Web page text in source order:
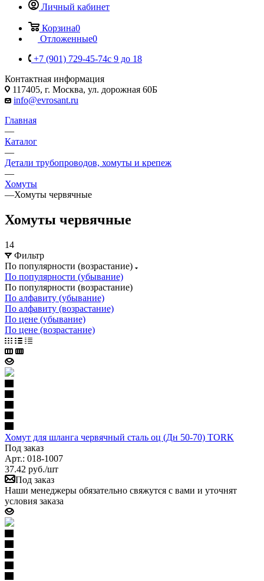
Личный кабинет
Корзина0
Отложенные0
+7 (901) 729-45-74c 9 до 18
Контактная информация
117405, г. Москва, ул. дорожная 60Б
info@evrosant.ru
Главная
—
Каталог
—
Детали трубопроводов, хомуты и крепеж
—
Хомуты
—Хомуты червячные
Хомуты червячные
14
Фильтр
По популярности (возрастание)
По популярности (убывание)
По популярности (возрастание)
По алфавиту (убывание)
По алфавиту (возрастание)
По цене (убывание)
По цене (возрастание)
Хомут для шланга червячный сталь оц (Дн 50-70) TORK
Под заказ
Арт.: 018-1007
37.42 руб./шт
Под заказ
Наши менеджеры обязательно свяжутся с вами и уточнят
условия заказа